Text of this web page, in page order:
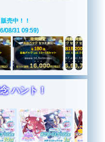
売中！！
08/31 09:59)
ハント！